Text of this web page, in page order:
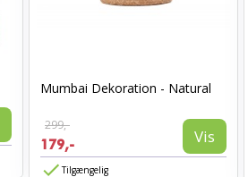
Mumbai Dekoration - Natural
299,-
179,- Vis
Tilgængelig